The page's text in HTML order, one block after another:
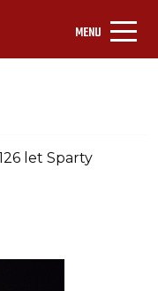
MENU
let Sparty